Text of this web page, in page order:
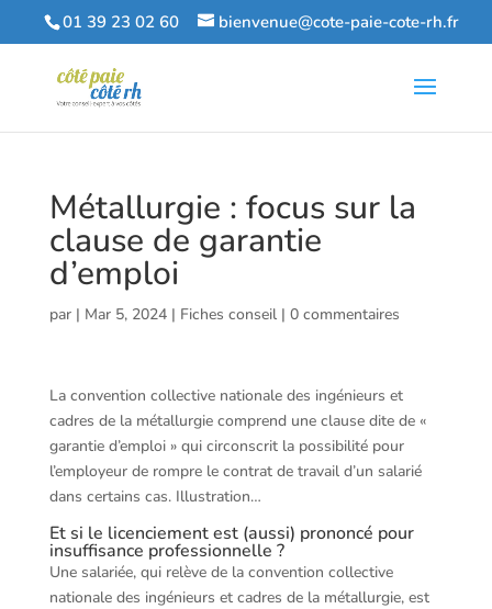
01 39 23 02 60 bienvenue@cote-paie-cote-rh.fr
Métallurgie : focus sur la
clause de garantie
d’emploi
par | Mar 5, 2024| Fiches conseil| 0 commentaires
La convention collective nationale des ingénieurs et
cadres de la métallurgie comprend une clause dite de «
garantie d’emploi » qui circonscrit la possibilité pour
l’employeur de rompre le contrat de travail d’un salarié
dans certains cas. Illustration…
Et si le licenciement est (aussi) prononcé pour
insuffisance professionnelle ?
Une salariée, qui relève de la convention collective
nationale des ingénieurs et cadres de la métallurgie, est